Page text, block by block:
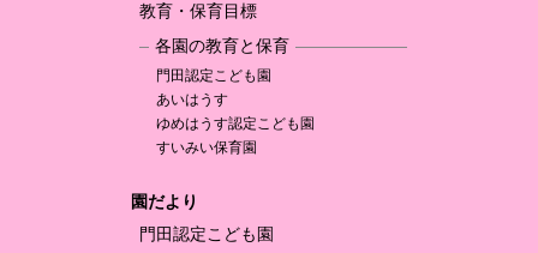
教育・保育目標
各園の教育と保育
門田認定 こども園
あいはうす
ゆめはうす認定 こども園
すいみい保育園
園だより
門田認定 こども園